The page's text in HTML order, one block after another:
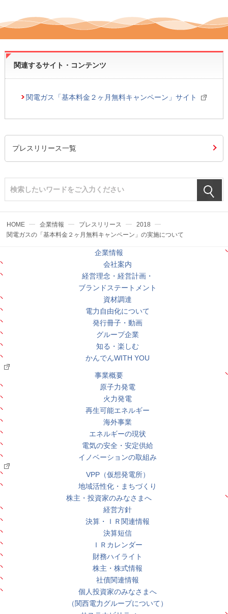
関連するサイト・コンテンツ
関電ガス「基本料金２ヶ月無料キャンペーン」サイト
プレスリリース一覧
HOME 企業情報 プレスリリース
2018
関電ガスの「基本料金２ヶ月無料キャンペーン」の実施について
企業情報
会社案内
経営理念・経営計画・
ブランドステートメント
資材調達
電力自由化について
発行冊子・動画
グループ企業
知る・楽しむ
かんでんWITH YOU
事業概要
原子力発電
火力発電
再生可能エネルギー
海外事業
エネルギーの現状
電気の安全・安定供給
イノベーションの取組み
VPP（仮想発電所）
地域活性化・まちづくり
株主・投資家のみなさまへ
経営方針
決算・ＩＲ関連情報
決算短信
ＩＲカレンダー
財務ハイライト
株主・株式情報
社債関連情報
個人投資家のみなさまへ
（関西電力グループについて）